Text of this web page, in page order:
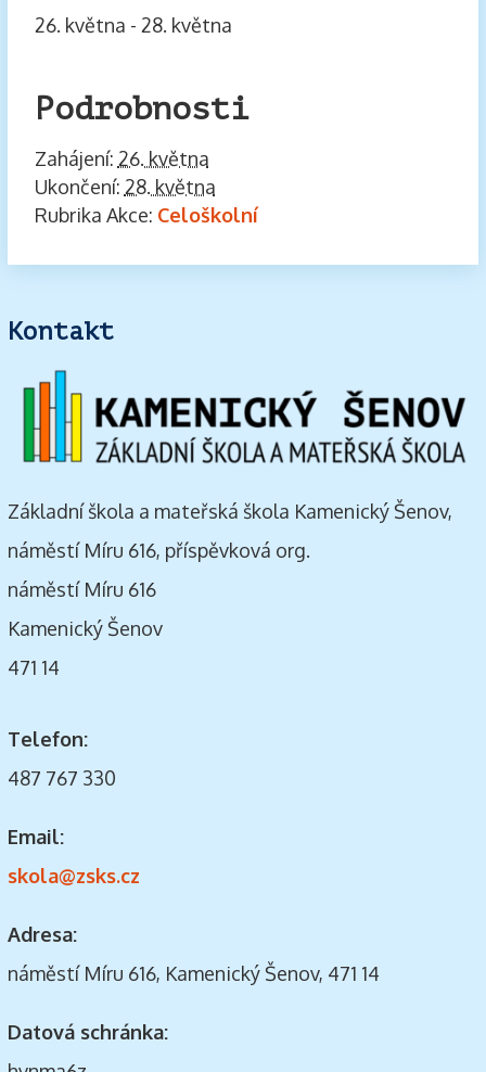
26. května - 28. května
Podrobnosti
Zahájení: 26. května
Ukončení: 28. května
Rubrika Akce: Celoškolní
Kontakt
Základní škola a mateřská škola Kamenický Šenov,
náměstí Míru 616, příspěvková org.
náměstí Míru 616
Kamenický Šenov
471 14
Telefon:
487 767 330
Email:
skola@zsks.cz
Adresa:
náměstí Míru 616, Kamenický Šenov, 471 14
Datová schránka: